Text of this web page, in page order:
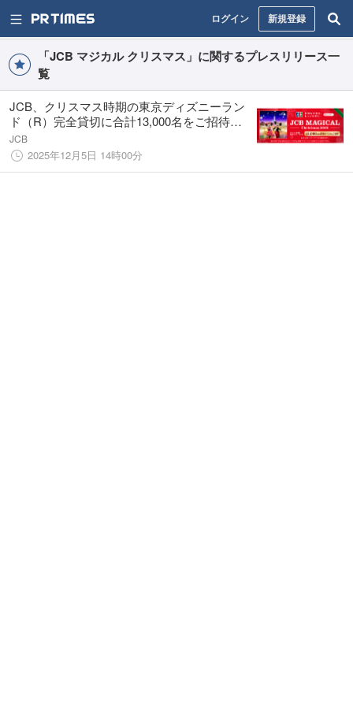
ログイン 新規登録
「JCB マジカル クリスマス」に関するプレスリリース一
覧
JCB、クリスマス時期の東京ディズニーラン
ド（R）完全貸切に合計13,000名をご招待す
る「JCB マジカル クリスマス 2026」キャン
ペーンを実施
JCB
2025年12月5日 14時00分